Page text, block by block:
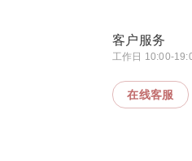
客户服务
工作日 10:00-
在线客服